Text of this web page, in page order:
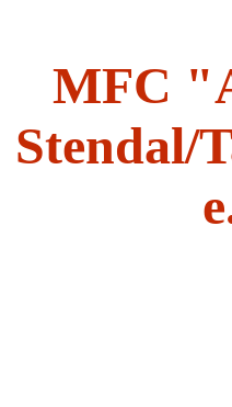
MFC
Stendal/